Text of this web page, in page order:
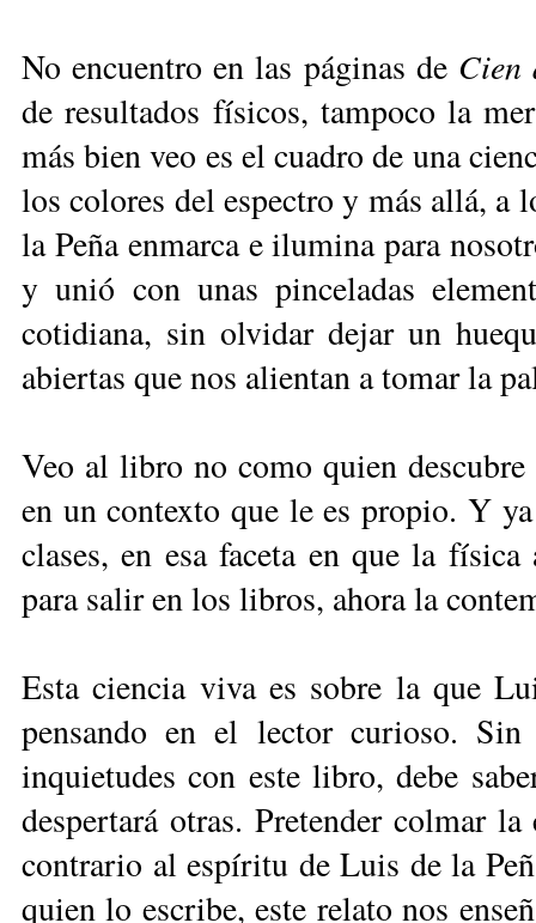
No encuentro en las páginas de Cien
de resultados físicos, tampoco la
más bien veo es el cuadro de una
los colores del espectro y más allá, a
la Peña enmarca e ilumina para
y unió con unas pinceladas
cotidiana, sin olvidar dejar un
abiertas que nos alientan a tomar la
Veo al libro no como quien
en un contexto que le es propio. Y
clases, en esa faceta en que la
para salir en los libros, ahora la
Esta ciencia viva es sobre la que
pensando en el lector curioso. Sin
inquietudes con este libro, debe
despertará otras. Pretender colmar
contrario al espíritu de Luis de la
quien lo escribe, este relato nos